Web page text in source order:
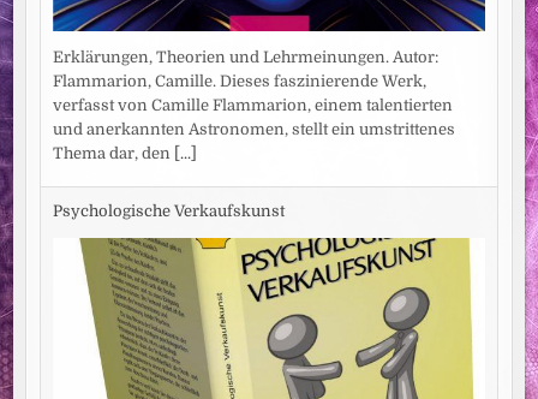
Erklärungen, Theorien und Lehrmeinungen. Autor:
Flammarion, Camille. Dieses faszinierende Werk,
verfasst von Camille Flammarion, einem talentierten
und anerkannten Astronomen, stellt ein umstrittenes
Thema dar, den [...]
Psychologische Verkaufskunst